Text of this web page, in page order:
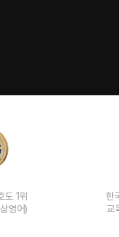
한국브랜드선호도 1위
교육(전화ㆍ화상영어)